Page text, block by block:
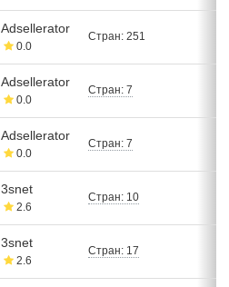
Adsellerator
0.0
Стран: 251
Adsellerator
0.0
Стран: 7
Adsellerator
0.0
Стран: 7
3snet
2.6
Стран: 10
3snet
2.6
Стран: 17